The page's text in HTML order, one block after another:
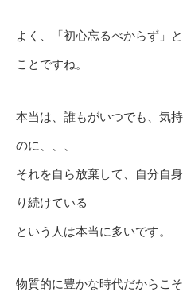
よく、「初心忘るべからず」
ことですね。
本当は、誰もがいつでも、気
のに、、、
それを自ら放棄して、自分自
り続けている
という人は本当に多いです。
物質的に豊かな時代だからこ